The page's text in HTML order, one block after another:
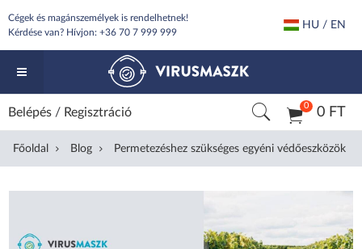
Cégek és magánszemélyek is rendelhetnek!
Kérdése van? Hívjon: +36 70 7 999 999
HU / EN
0 0 FT
Belépés / Regisztráció
Főoldal Blog Permetezéshez szükséges egyéni védőeszközök